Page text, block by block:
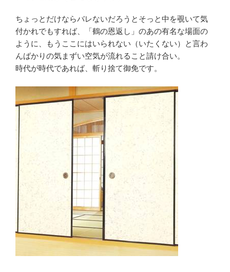
ちょっとだけならバレないだろうとそっと中を覗いて気
付かれでもすれば、「鶴の恩返し」のあの有名な場面の
ように、もうここにはいられない（いたくない）と言わ
んばかりの気まずい空気が流れること請け合い。
時代が時代であれば、斬り捨て御免です。